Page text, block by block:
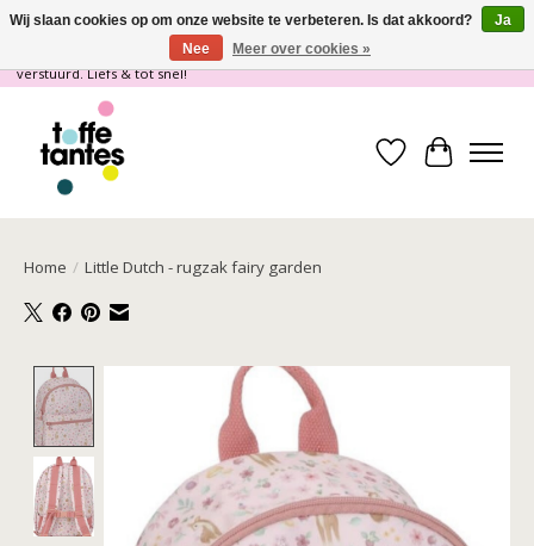
Wij gaan op vakantie! vanaf 4 juli t/m 21 juli worden er geen pakketjes
verstuurd. Liefs & tot snel!
Verlanglijst
Home / Little Dutch - rugzak fairy garden
Product image slideshow Items
Wij slaan cookies op om onze website te verbeteren. Is dat akkoord?
Ja
Nee
Meer over cookies »